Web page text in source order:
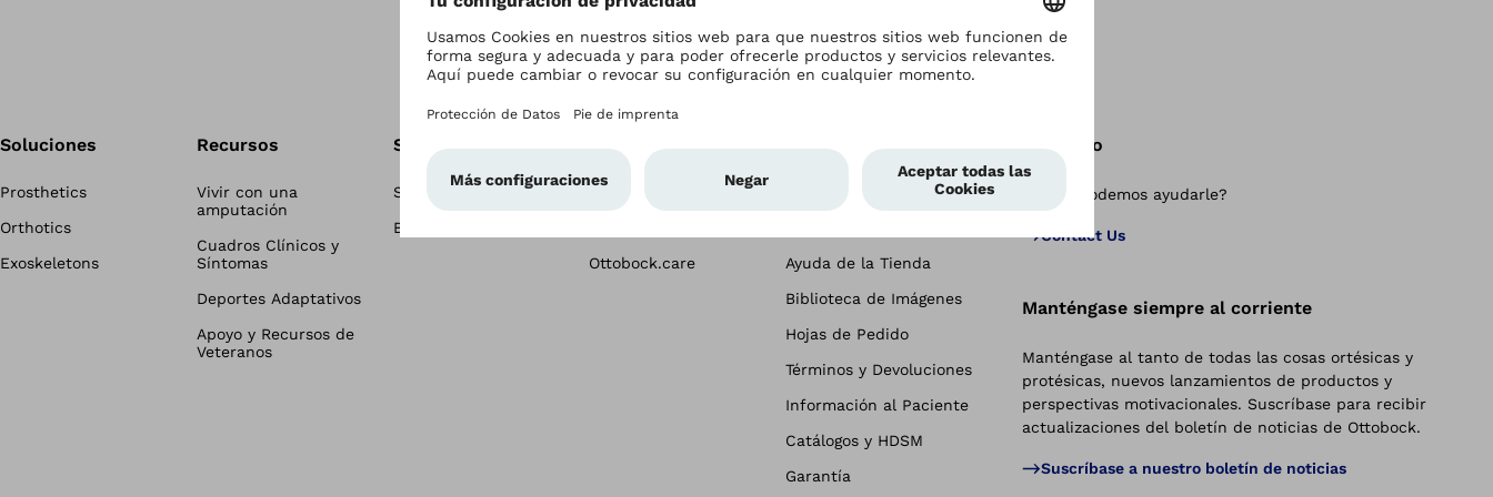
Soluciones
Prosthetics
Orthotics
Exoskeletons
Recursos
Vivir con una
amputación
Cuadros Clínicos y
Síntomas
Deportes Adaptativos
Apoyo y Recursos de
Veteranos
Sala de Prensa
Sala de Prensa
Blog
Empresa
Contáctenos
Ottobock.care
Profesionales
Contactenos
Ayuda de la Tienda
Biblioteca de Imágenes
Hojas de Pedido
Términos y Devoluciones
Información al Paciente
Catálogos y HDSM
Garantía
Contacto
¿Cómo podemos ayudarle?
Contact Us
Manténgase siempre al corriente
Manténgase al tanto de todas las cosas ortésicas y
protésicas, nuevos lanzamientos de productos y
perspectivas motivacionales. Suscríbase para recibir
actualizaciones del boletín de noticias de Ottobock.
Suscríbase a nuestro boletín de noticias